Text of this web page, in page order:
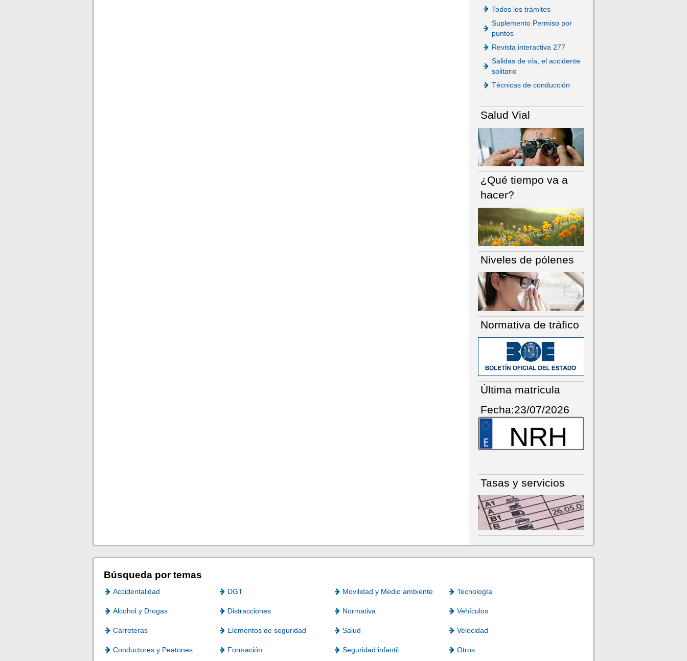
Todos los trámites
Suplemento Permiso por
puntos
Revista interactiva 277
Salidas de vía, el accidente
solitario
Técnicas de conducción
Salud Vial
¿Qué tiempo va a
hacer?
Niveles de pólenes
Normativa de tráfico
Última matrícula
Fecha:23/07/2026
NRH
Tasas y servicios
Búsqueda por temas
Accidentalidad DGT Movilidad y Medio ambiente Tecnología
Alcohol y Drogas Distracciones Normativa Vehículos
Carreteras Elementos de seguridad Salud Velocidad
Conductores y Peatones Formación Seguridad infantil Otros